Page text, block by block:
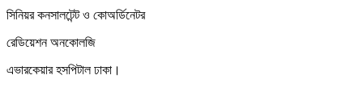
সিনিয়র কনসালটেন্ট ও কোঅর্ডিনেটর
রেডিয়েশন অনকোলজি
এভারকেয়ার হসপিটাল ঢাকা।